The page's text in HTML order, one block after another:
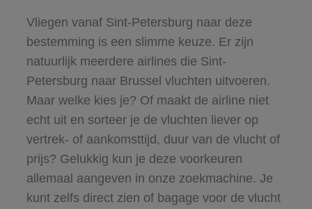
Vliegen vanaf Sint-Petersburg naar deze
bestemming is een slimme keuze. Er zijn
natuurlijk meerdere airlines die Sint-
Petersburg naar Brussel vluchten uitvoeren.
Maar welke kies je? Of maakt de airline niet
echt uit en sorteer je de vluchten liever op
vertrek- of aankomsttijd, duur van de vlucht of
prijs? Gelukkig kun je deze voorkeuren
allemaal aangeven in onze zoekmachine. Je
kunt zelfs direct zien of bagage voor de vlucht